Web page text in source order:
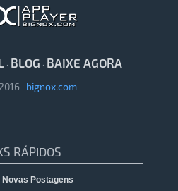
· BLOG · BAIXE AGORA
bignox.com
RÁPIDOS
Novas Postagens